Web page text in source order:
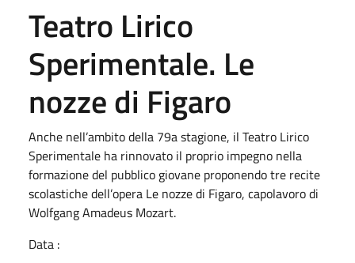
Teatro Lirico
Sperimentale. Le
nozze di Figaro
Anche nell’ambito della 79a stagione, il Teatro Lirico
Sperimentale ha rinnovato il proprio impegno nella
formazione del pubblico giovane proponendo tre recite
scolastiche dell’opera Le nozze di Figaro, capolavoro di
Wolfgang Amadeus Mozart.
Data :